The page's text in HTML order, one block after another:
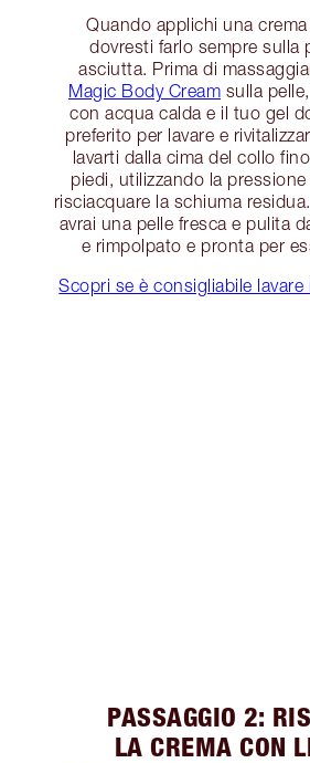
Quando applichi una
dovresti farlo sempre sulla
asciutta. Prima di
Magic Body Cream sulla
con acqua calda e il tuo gel
preferito per lavare e
lavarti dalla cima del collo
piedi, utilizzando la
risciacquare la schiuma
avrai una pelle fresca e pulita
e rimpolpato e pronta per
Scopri se è consigliabile
PASSAGGIO 2:
LA CREMA CON